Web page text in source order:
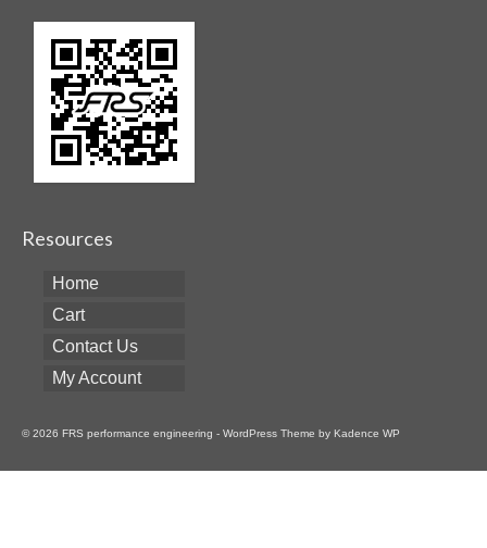
Resources
Home
Cart
Contact Us
My Account
© 2026 FRS performance engineering - WordPress Theme by Kadence WP